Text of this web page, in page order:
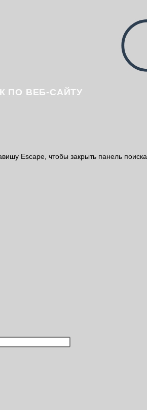
ПО ВЕБ-САЙТУ
Escape, чтобы закрыть панель поиска.